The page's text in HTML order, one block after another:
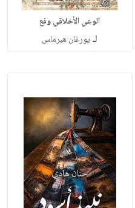
الوعي الأخلاقي وفع
لـ يورغان هبرماس